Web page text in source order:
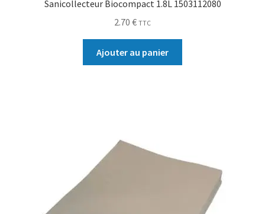
Sanicollecteur Biocompact 1.8L 1503112080
2.70 € TTC
Ajouter au panier